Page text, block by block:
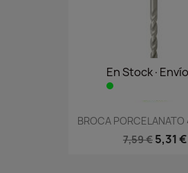
En
BROCA
7,59 € 5,31 €